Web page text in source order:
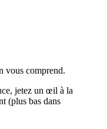
vous comprend.
jetez un œil à la
(plus bas dans